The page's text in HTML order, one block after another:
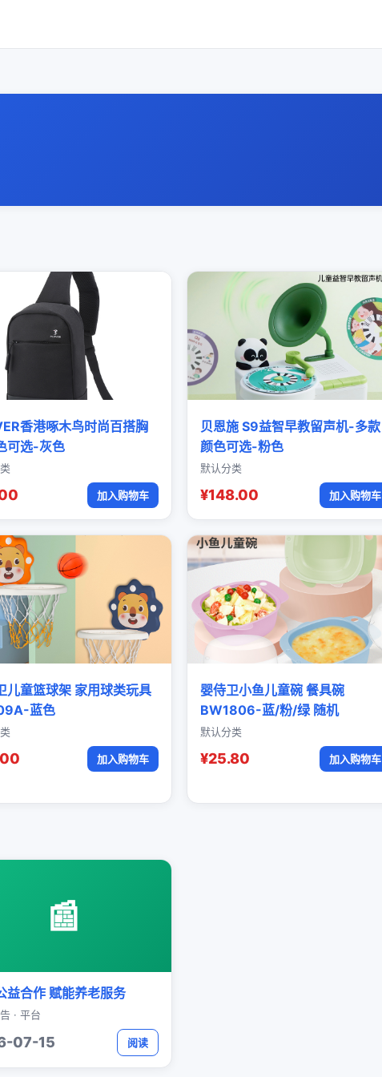
香港啄木鸟时尚百搭胸
可选-灰色
加入购物车
贝恩施 S9益智早教留声机-多款
颜色可选-粉色
默认分类
¥148.00 加入购物车
儿童篮球架 家用球类玩具
蓝色
加入购物车
婴侍卫小鱼儿童碗 餐具碗
BW1806-蓝/粉/绿 随机
默认分类
¥25.80 加入购物车
📰
益合作 赋能养老服务
· 平台
07-15 阅读